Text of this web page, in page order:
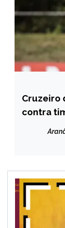
ESPORTES
Cruzeiro
contra